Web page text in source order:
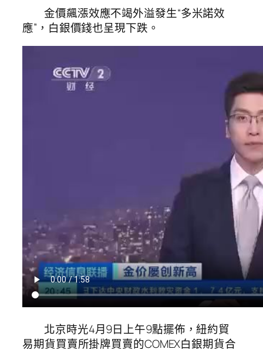
金價飆漲效應不竭外溢發生“多米諾效
應”，白銀價錢也呈現下跌。
北京時光4月9日上午9點擺佈，紐約貿
易期貨買賣所掛牌買賣的COMEX白銀期貨合